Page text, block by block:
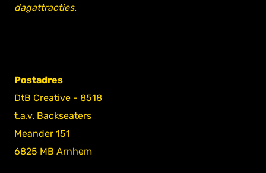
dagattracties.
Postadres
DtB Creative - 8518
t.a.v. Backseaters
Meander 151
6825 MB Arnhem